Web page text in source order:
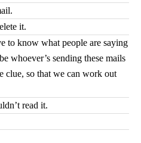
it.
to know what people are saying
whoever’s sending these mails
clue, so that we can work out
read it.